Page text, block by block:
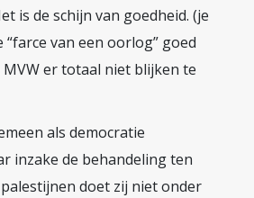
is de schijn van goedheid. (je
“farce van een oorlog” goed
er totaal niet blijken te
als democratie
inzake de behandeling ten
doet zij niet onder